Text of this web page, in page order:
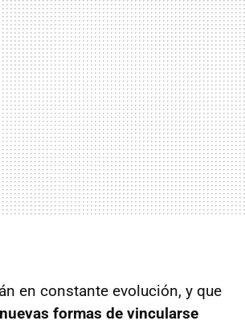
en constante evolución, y que
formas de vincularse